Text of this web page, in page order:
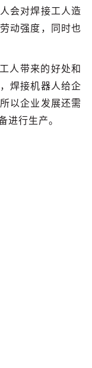
会对焊接工人造
动强度，同时也
人带来的好处和
焊接机器人给企
以企业发展还需
进行生产。